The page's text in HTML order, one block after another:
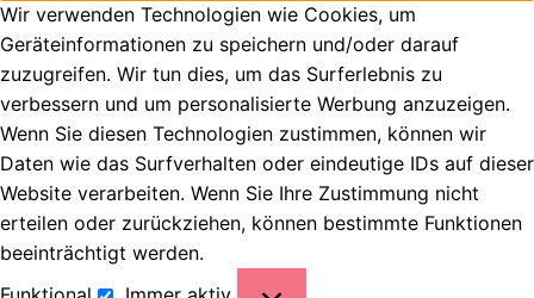
Wir verwenden Technologien wie Cookies, um
Geräteinformationen zu speichern und/oder darauf
zuzugreifen. Wir tun dies, um das Surferlebnis zu
verbessern und um personalisierte Werbung anzuzeigen.
Wenn Sie diesen Technologien zustimmen, können wir
Daten wie das Surfverhalten oder eindeutige IDs auf dieser
Website verarbeiten. Wenn Sie Ihre Zustimmung nicht
erteilen oder zurückziehen, können bestimmte Funktionen
beeinträchtigt werden.